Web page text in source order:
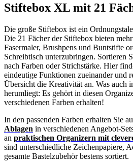
Stiftebox XL mit 21
Die große Stiftebox ist ein
Die 21 Fächer der Stiftebox bieten
Fasermaler, Brushpens und Buntstifte
Schreibtisch unterzubringen. Sortieren
nach Farben oder Strichstärke. Hier
eindeutige Funktionen zueinander und
Übersicht die Kreativität an. Was auch
herumliegt: Es gehört in diesen
verschiedenen Farben erhalten!
In den passenden Farben erhalten Sie
Ablagen in verschiedenen Angebot-
an praktischen Organizern mit
sind unterschiedliche Zeichenpapiere,
gesamte Bastelzubehör bestens sortiert.